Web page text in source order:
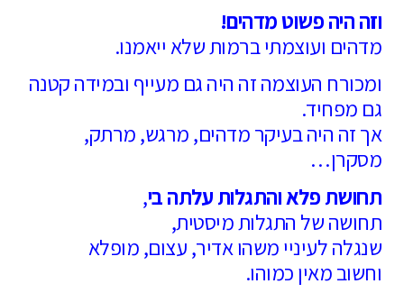
וזה היה פשוט מדהים!
מדהים ועוצמתי ברמות שלא ייאמנו.
ומכורח העוצמה זה היה גם מעייף ובמידה קטנה
גם מפחיד.
אך זה היה בעיקר מדהים, מרגש, מרתק,
מסקרן…
תחושת פלא והתגלות עלתה בי,
תחושה של התגלות מיסטית,
שנגלה לעיניי משהו אדיר, עצום, מופלא
וחשוב מאין כמוהו.